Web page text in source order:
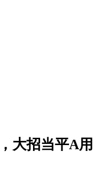
大招当平A用